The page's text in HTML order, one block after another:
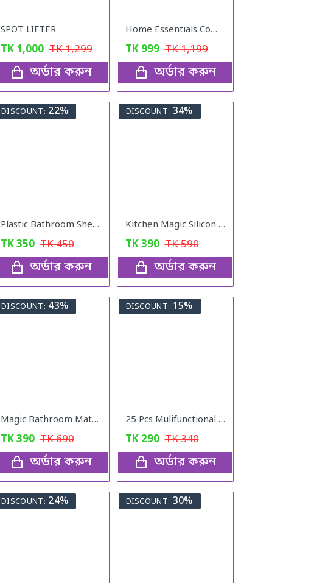
SPOT LIFTER
TK 1,000 TK1,299
অর্ডার করুন
Home Essentials Combo Pack
TK 999 TK1,199
অর্ডার করুন
DISCOUNT: 22%
Plastic Bathroom Shelves Corner Self
TK350 TK450
অর্ডার করুন
DISCOUNT: 34%
Kitchen Magic Silicon Hand Gloves
TK390 TK590
অর্ডার করুন
DISCOUNT: 43%
Magic Bathroom Mat | Non-Sliper
TK390 TK690
অর্ডার করুন
DISCOUNT: 15%
25 Pcs Mulifunctional Sunshade "Net Fixing Clip"
TK 290 TK340
অর্ডার করুন
DISCOUNT: 24% DISCOUNT: 30%